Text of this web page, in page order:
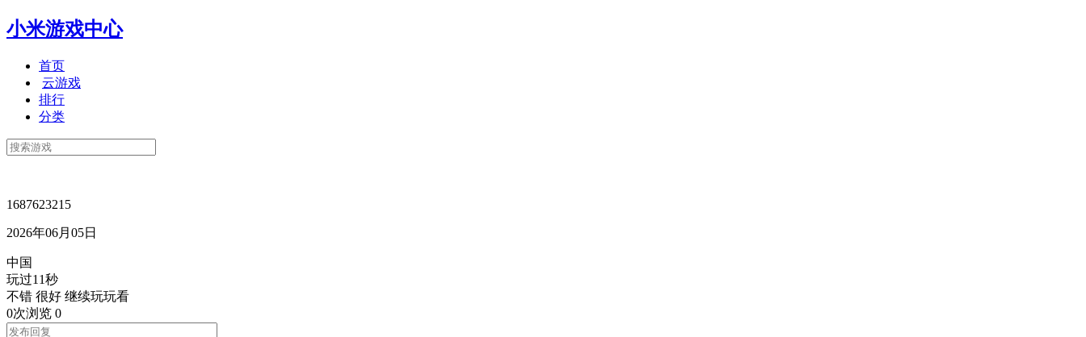
小米游戏中心
首页
云游戏
排行
分类
1687623215
2026年06月05日
中国
玩过11秒
不错 很好 继续玩玩看
0次浏览 0